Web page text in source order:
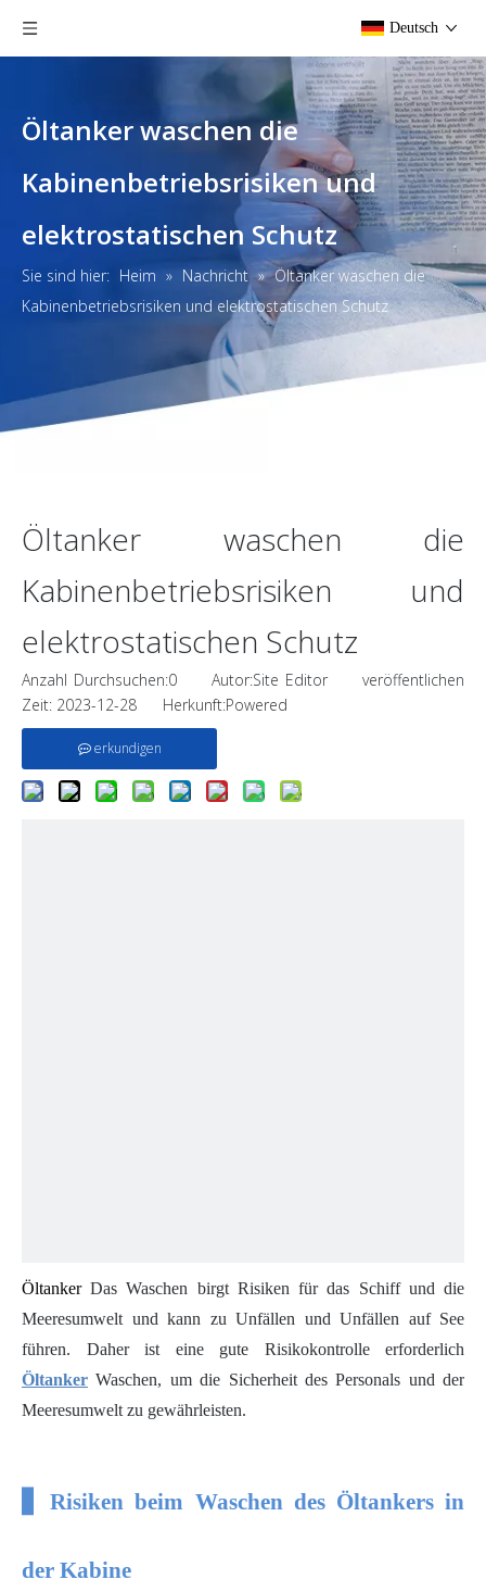
Deutsch
Öltanker waschen die
Kabinenbetriebsrisiken und
elektrostatischen Schutz
Sie sind hier: Heim » Nachricht » Öltanker waschen die
Kabinenbetriebsrisiken und elektrostatischen Schutz
Öltanker waschen die
Kabinenbetriebsrisiken und
elektrostatischen Schutz
Anzahl Durchsuchen:0 Autor:Site Editor veröffentlichen
Zeit: 2023-12-28 Herkunft:Powered
erkundigen
Öltanker Das Waschen birgt Risiken für das Schiff und die
Meeresumwelt und kann zu Unfällen und Unfällen auf See
führen. Daher ist eine gute Risikokontrolle erforderlich
Öltanker Waschen, um die Sicherheit des Personals und der
Meeresumwelt zu gewährleisten.
▋ Risiken beim Waschen des Öltankers in
der Kabine